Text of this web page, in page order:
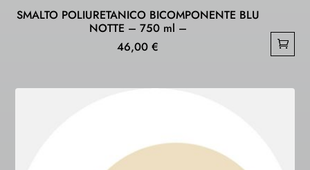
SMALTO POLIURETANICO BICOMPONENTE BLU
NOTTE – 750 ml –
46,00 €